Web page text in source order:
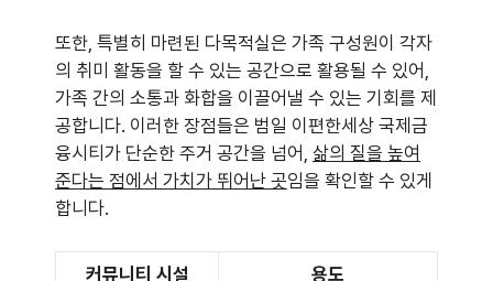
또한, 특별히 마련된 다목적실은 가족 구성원이 각자
의 취미 활동을 할 수 있는 공간으로 활용될 수 있어,
가족 간의 소통과 화합을 이끌어낼 수 있는 기회를 제
공합니다. 이러한 장점들은 범일 이편한세상 국제금
융시티가 단순한 주거 공간을 넘어, 삶의 질을 높여
준다는 점에서 가치가 뛰어난 곳임을 확인할 수 있게
합니다.
커뮤니티 시설 용도